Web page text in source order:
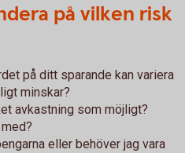
på vilken risk
på ditt sparande kan variera
minskar?
avkastning som möjligt?
eller behöver jag vara